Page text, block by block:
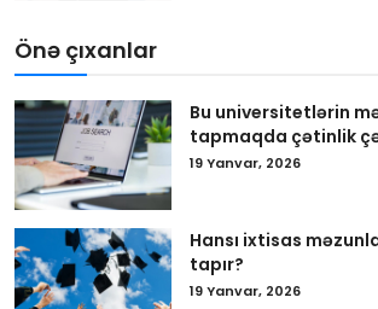
Önə çıxanlar
Bu universitetlərin
tapmaqda çətinlik
19 Yanvar, 2026
Hansı ixtisas
tapır?
19 Yanvar, 2026